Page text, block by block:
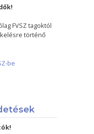
FVSZ tagoktól
történő
be